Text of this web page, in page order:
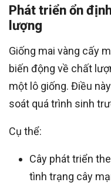
Phát triển ổn
lượng
Giống mai vàng cấy
biến động về chất
một lô giống. Điều
soát quá trình sinh
Cụ thể:
Cây phát triển
tình trạng cây